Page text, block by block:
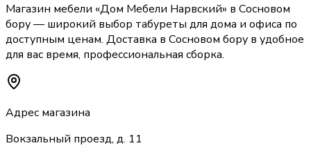
Магазин мебели «Дом Мебели Нарвский» в Сосновом
бору— широкий выбор табуреты для дома и офиса по
доступным ценам. Доставка в Сосновом бору в удобное
для вас время, профессиональная сборка.
Адрес магазина
Вокзальный проезд, д. 11